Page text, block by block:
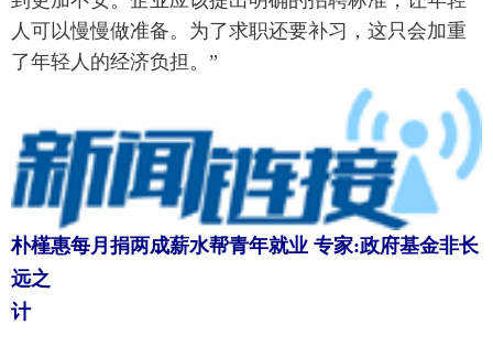
人可以慢慢做准备。为了求职还要补习，这只会加重
了年轻人的经济负担。”
朴槿惠每月捐两成薪水帮青年就业 专家:政府基金非长
远之
计